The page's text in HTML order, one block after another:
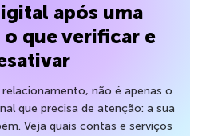
após uma
o que verificar e
não é apenas o
que precisa de atenção: a sua
Veja quais contas e serviços